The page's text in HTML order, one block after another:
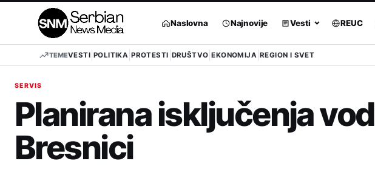
Naslovna Najnovije Vesti REUC
TEMEVESTI POLITIKA PROTESTI DRUŠTVO EKONOMIJA REGION I SVET
SERVIS
Planirana isključenja
Bresnici